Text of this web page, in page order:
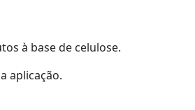
à base de celulose.
aplicação.